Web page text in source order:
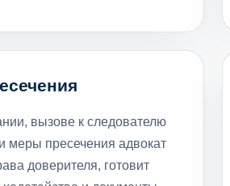
вызове к следователю
меры пресечения адвокат
доверителя, готовит